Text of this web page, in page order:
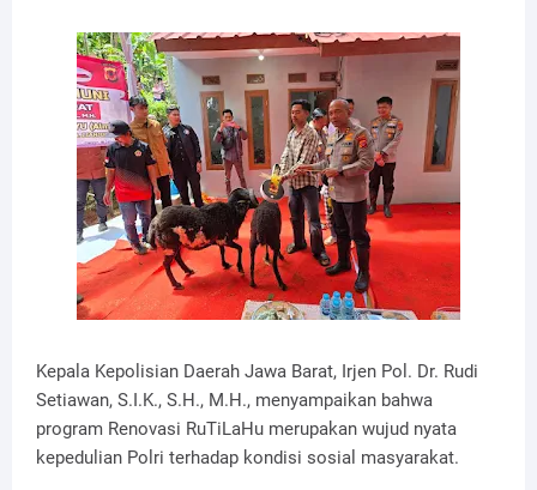
Kepala Kepolisian Daerah Jawa Barat, Irjen Pol. Dr. Rudi
Setiawan, S.I.K., S.H., M.H., menyampaikan bahwa
program Renovasi RuTiLaHu merupakan wujud nyata
kepedulian Polri terhadap kondisi sosial masyarakat.